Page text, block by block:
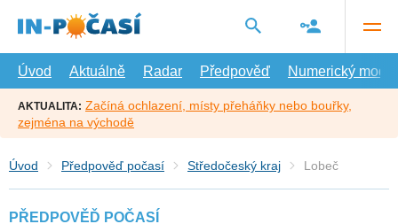
hlavní
Úvod
Aktuálně Radar Předpověď Numerický model
AKTUALITA: Začíná ochlazení, místy přeháňky nebo bouřky,
zejména na východě
Úvod Předpověď počasí Středočeský kraj Lobeč
PŘEDPOVĚĎ POČASÍ